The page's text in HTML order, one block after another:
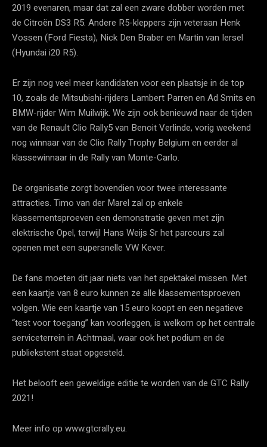
2019 evenaren, maar dat zal een zware dobber worden met
de Citroën DS3 R5. Andere R5-kleppers zijn veteraan Henk
Vossen (Ford Fiesta), Nick Den Braber en Martin van Iersel
(Hyundai i20 R5).
Er zijn nog veel meer kandidaten voor een plaatsje in de top
10, zoals de Mitsubishi-rijders Lambert Parren en Ad Smits en
BMW-rijder Wim Muilwijk. We zijn ook benieuwd naar de tijden
van de Renault Clio Rally5 van Benoit Verlinde, vorig weekend
nog winnaar van de Clio Rally Trophy Belgium en eerder al
klassewinnaar in de Rally van Monte-Carlo.
De organisatie zorgt bovendien voor twee interessante
attracties. Timo van der Marel zal op enkele
klassementsproeven een demonstratie geven met zijn
elektrische Opel, terwijl Hans Weijs Sr het parcours zal
openen met een supersnelle VW Kever.
De fans moeten dit jaar niets van het spektakel missen. Met
een kaartje van 8 euro kunnen ze alle klassementsproeven
volgen. Wie een kaartje van 15 euro koopt en een negatieve
“test voor toegang” kan voorleggen, is welkom op het centrale
serviceterrein in Achtmaal, waar ook het podium en de
publiekstent staat opgesteld.
Het belooft een geweldige editie te worden van de GTC Rally
2021!
Meer info op www.gtcrally.eu.